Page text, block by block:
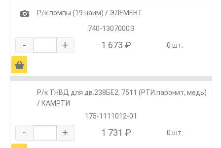
1
Р/к помпы (19 наим) / ЭЛЕМЕНТ
740-1307000Э
- + 1 673 ₽ 0 шт.
Ä
Р/к ТНВД для дв.238БЕ2, 7511 (РТИ.паронит, медь)
/ КАМРТИ
175-1111012-01
- + 1 731 ₽ 0 шт.